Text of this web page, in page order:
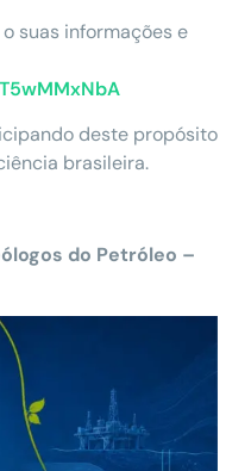
suas informações e
deste propósito
brasileira.
do Petróleo –